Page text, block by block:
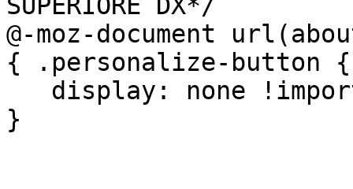
@-moz-document
{ .personalize-button {
display: none
}